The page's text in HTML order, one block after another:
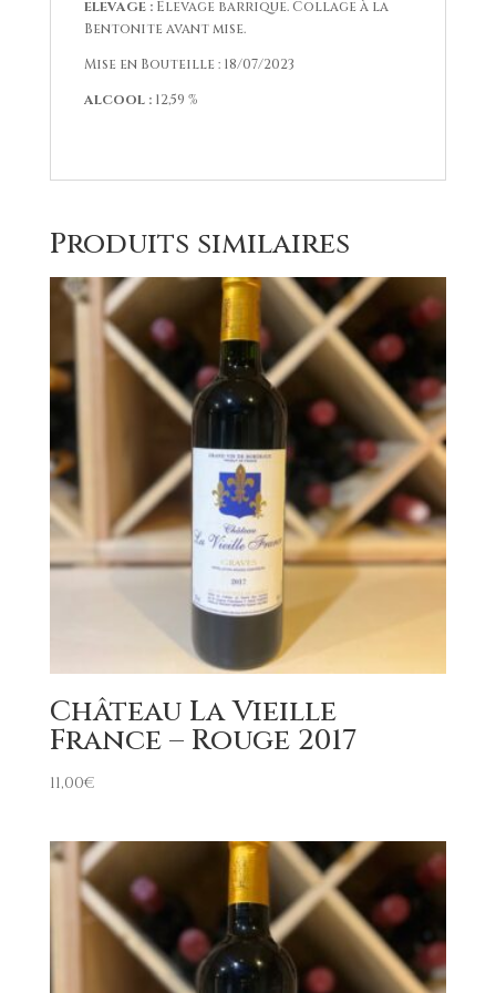
ELEVAGE :Élevage barrique. Collage à la
Bentonite avant mise.
Mise en Bouteille : 18/07/2023
ALCOOL :12,59 %
Produits similaires
Château La Vieille
France – Rouge 2017
11,00€